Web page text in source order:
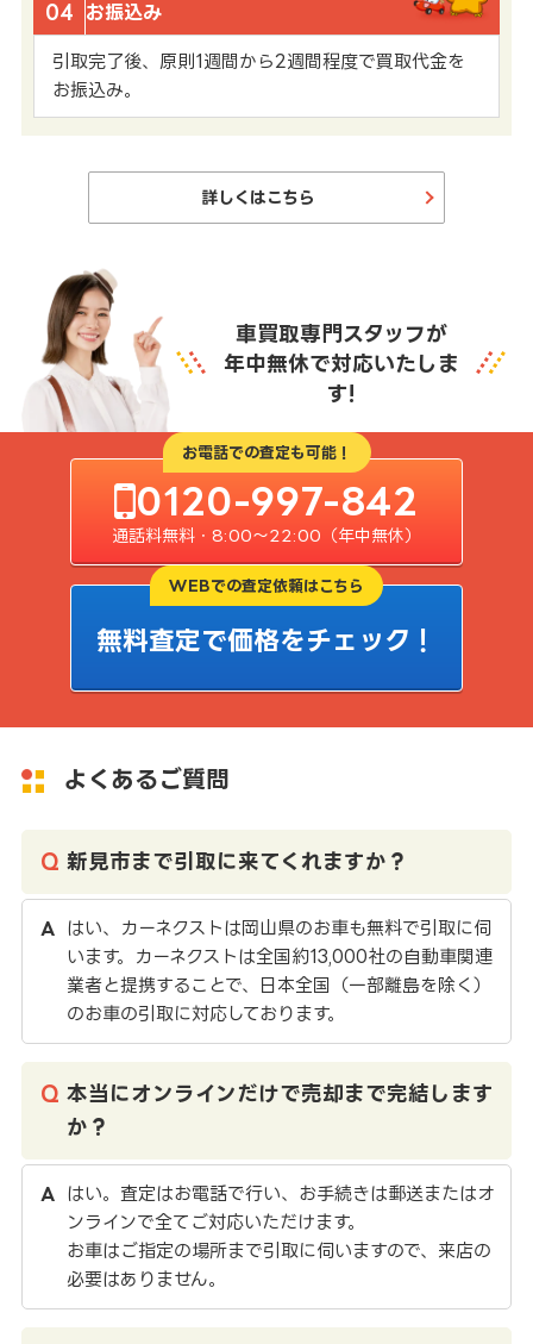
04 お振込み
引取完了後、原則1週間から2週間程度で買取代金を
お振込み。
詳しくはこちら
車買取専門スタッフが
年中無休で対応いたしま
す!
お電話での査定も可能！
0120-997-842
通話料無料・8:00〜22:00（年中無休）
WEBでの査定依頼はこちら
無料査定で価格をチェック！
よくあるご質問
新見市まで引取に来てくれますか？
はい、カーネクストは岡山県のお車も無料で引取に伺
います。カーネクストは全国約13,000社の自動車関連
業者と提携することで、日本全国（一部離島を除く）
のお車の引取に対応しております。
本当にオンラインだけで売却まで完結します
か？
はい。査定はお電話で行い、お手続きは郵送またはオ
ンラインで全てご対応いただけます。
お車はご指定の場所まで引取に伺いますので、来店の
必要はありません。